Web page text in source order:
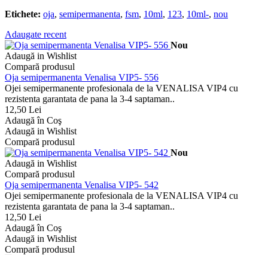
Etichete: oja, semipermanenta, fsm, 10ml, 123, 10ml-, nou
Adaugate recent
Nou
Adaugă in Wishlist
Compară produsul
Oja semipermanenta Venalisa VIP5- 556
Ojei semipermanente profesionala de la VENALISA VIP4 cu
rezistenta garantata de pana la 3-4 saptaman..
12,50 Lei
Adaugă în Coş
Adaugă in Wishlist
Compară produsul
Nou
Adaugă in Wishlist
Compară produsul
Oja semipermanenta Venalisa VIP5- 542
Ojei semipermanente profesionala de la VENALISA VIP4 cu
rezistenta garantata de pana la 3-4 saptaman..
12,50 Lei
Adaugă în Coş
Adaugă in Wishlist
Compară produsul